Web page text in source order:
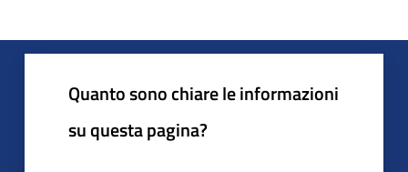
Quanto sono chiare le informazioni
su questa pagina?